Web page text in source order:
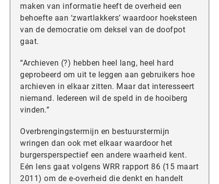
maken van informatie heeft de overheid een
behoefte aan ‘zwartlakkers’ waardoor hoeksteen
van de democratie om deksel van de doofpot
gaat.
“Archieven (?) hebben heel lang, heel hard
geprobeerd om uit te leggen aan gebruikers hoe
archieven in elkaar zitten. Maar dat interesseert
niemand. Iedereen wil de speld in de hooiberg
vinden.”
Overbrengingstermijn en bestuurstermijn
wringen dan ook met elkaar waardoor het
burgersperspectief een andere waarheid kent.
Eén lens gaat volgens WRR rapport 86 (15 maart
2011) om de e-overheid die denkt en handelt